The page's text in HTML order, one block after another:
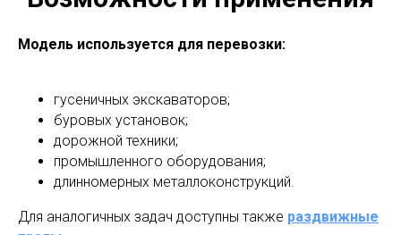
Модель используется для перевозки:
гусеничных экскаваторов;
буровых установок;
дорожной техники;
промышленного оборудования;
длинномерных металлоконструкций.
Для аналогичных задач доступны также раздвижные